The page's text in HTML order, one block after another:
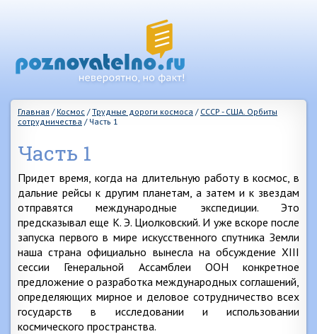
Главная / Космос /Трудные дороги космоса / СССР - США. Орбиты
сотрудничества / Часть 1
Часть 1
Придет время, когда на длительную работу в космос, в
дальние рейсы к другим планетам, а затем и к звездам
отправятся международные экспедиции. Это
предсказывал еще К. Э. Циолковский. И уже вскоре после
запуска первого в мире искусственного спутника Земли
наша страна официально вынесла на обсуждение XIII
сессии Генеральной Ассамблеи ООН конкретное
предложение о разработка международных соглашений,
определяющих мирное и деловое сотрудничество всех
государств в исследовании и использовании
космического пространства.